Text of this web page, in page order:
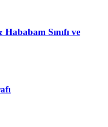
Sınıfı ve